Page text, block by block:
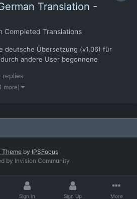
Translation -
Completed Translations
deutsche Übersetzung (v1.06) für
andere User begonnene
nun sowohl die Übersetzung für die
"Lore+" und "Extended...
replies
more)
Theme by IPSFocus
by Invision Community
Sign In Sign Up More